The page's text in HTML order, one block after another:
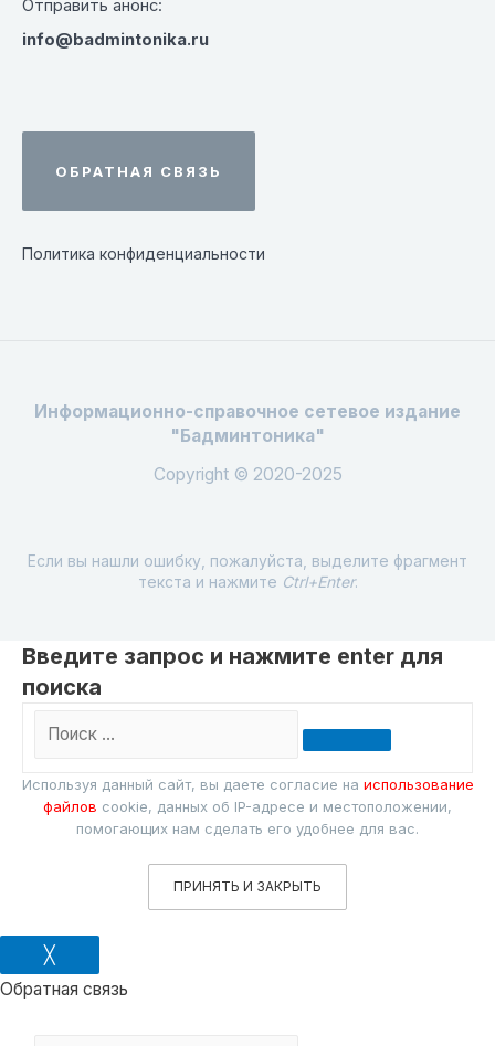
Отправить анонс:
info@badmintonika.ru
ОБРАТНАЯ СВЯЗЬ
Политика конфиденциальности
Информационно-справочное сетевое издание
"Бадминтоника"
Copyright © 2020-2025
Если вы нашли ошибку, пожалуйста, выделите фрагмент
текста и нажмите Ctrl+Enter.
Введите запрос и нажмите enter для
поиска
Поиск
Используя данный сайт, вы даете согласие на использование
файлов cookie, данных об IP-адресе и местоположении,
помогающих нам сделать его удобнее для вас.
ПРИНЯТЬ И ЗАКРЫТЬ
╳
Обратная связь